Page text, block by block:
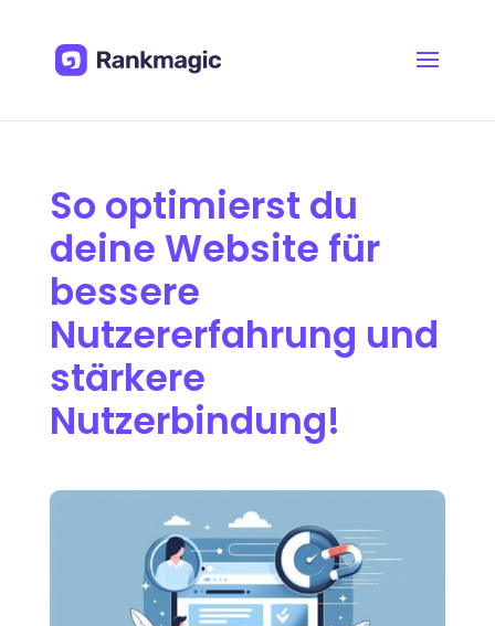
So optimierst du
deine Website für
bessere
Nutzererfahrung und
stärkere
Nutzerbindung!